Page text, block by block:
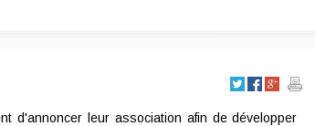
d'annoncer leur association afin de développer